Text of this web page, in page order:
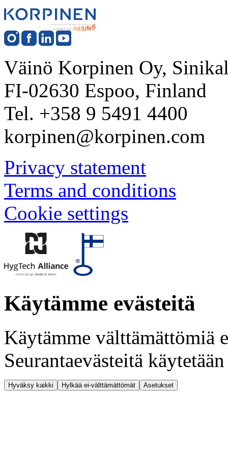
Väinö Korpinen Oy,
FI-02630 Espoo, Finland
Tel. +358 9 5491 4400
korpinen@korpinen.com
Privacy statement
Terms and conditions
Cookie settings
Käytämme evästeitä
Käytämme välttämättömiä
Seurantaevästeitä
Hyväksy kaikki Hylkää ei-välttämättömät Asetukset